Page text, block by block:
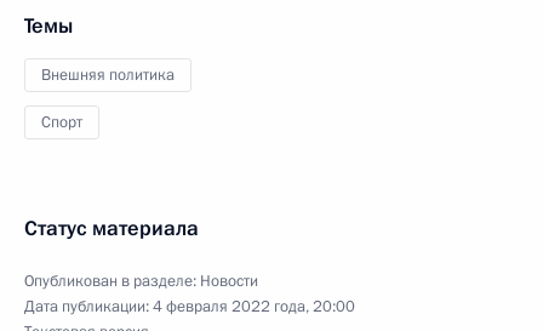
Темы
Внешняя политика
Спорт
Статус материала
Опубликован в разделе: Новости
Дата публикации:4 февраля 2022 года, 20:00